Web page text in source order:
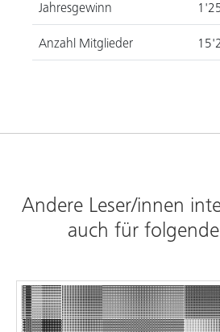
Jahresgewinn
Anzahl Mitglieder
Andere Leser/innen
auch für